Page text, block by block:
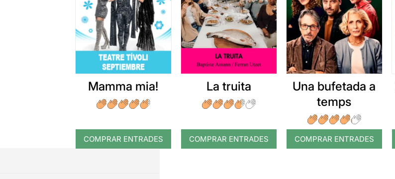
Mamma mia!
COMPRAR ENTRADES
La truita
COMPRAR ENTRADES
Una bufetada a
temps
COMPRAR ENTRADES